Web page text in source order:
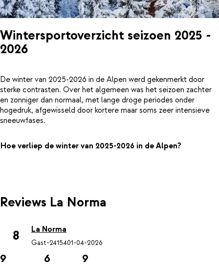
Wintersportoverzicht seizoen 2025 -
2026
De winter van 2025-2026 in de Alpen werd gekenmerkt door
sterke contrasten. Over het algemeen was het seizoen zachter
en zonniger dan normaal, met lange droge periodes onder
hogedruk, afgewisseld door kortere maar soms zeer intensieve
sneeuwfases.
Hoe verliep de winter van 2025-2026 in de Alpen?
Reviews La Norma
8 La Norma
Gast-2415401-04-2026
9 6 9